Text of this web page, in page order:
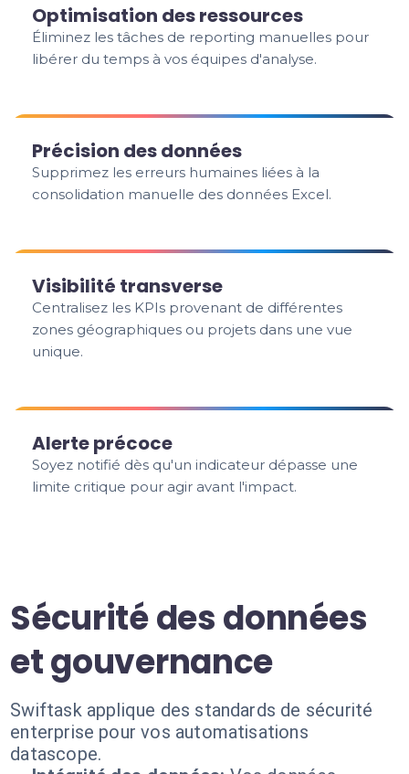
Optimisation des ressources
Éliminez les tâches de reporting manuelles pour
libérer du temps à vos équipes d'analyse.
Précision des données
Supprimez les erreurs humaines liées à la
consolidation manuelle des données Excel.
Visibilité transverse
Centralisez les KPIs provenant de différentes
zones géographiques ou projets dans une vue
unique.
Alerte précoce
Soyez notifié dès qu'un indicateur dépasse une
limite critique pour agir avant l'impact.
Sécurité des données
et gouvernance
Swiftask applique des standards de sécurité
enterprise pour vos automatisations
datascope.